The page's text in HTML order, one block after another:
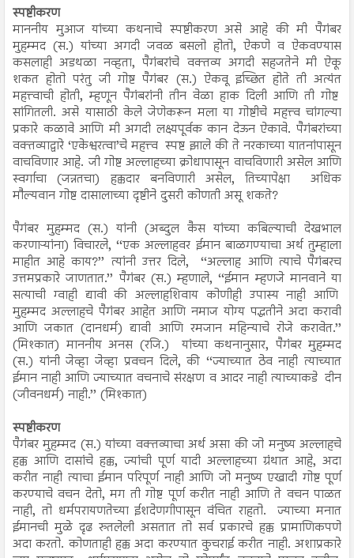
स्पष्टीकरण
माननीय मुआज यांच्या कथनाचे स्पष्टीकरण असे आहे की मी पैगंबर
मुहम्मद (स.) यांच्या अगदी जवळ बसलो होतो, ऐकणे व ऐकवण्यास
कसलाही अडथळा नव्हता, पैगंबरांचे वक्तव्य अगदी सहजतेने मी ऐकू
शकत होतो परंतु जी गोष्ट पैगंबर (स.) ऐकवू इच्छित होते ती अत्यंत
महत्त्वाची होती, म्हणून पैगंबरांनी तीन वेळा हाक दिली आणि ती गोष्ट
सांगितली. असे यासाठी केले जेणेकरून मला या गोष्टीचे महत्त्व चांगल्या
प्रकारे कळावे आणि मी अगदी लक्ष्यपूर्वक कान देऊन ऐकावे. पैगंबरांच्या
वक्तव्याद्वारे ‘एकेश्वरत्वा’चे महत्त्व स्पष्ट झाले की ते नरकाच्या यातनांपासून
वाचविणार आहे. जी गोष्ट अल्लाहच्या क्रोधापासून वाचविणारी असेल आणि
स्वर्गाचा (जन्नतचा) हक्कदार बनविणारी असेल, तिच्यापेक्षा अधिक
मौल्यवान गोष्ट दासालाच्या दृष्टीने दुसरी कोणती असू शकते?
पैगंबर मुहम्मद (स.) यांनी (अब्दुल कैस यांच्या कबिल्याची देखभाल
करणाऱ्यांना) विचारले, ‘‘एक अल्लाहवर ईमान बाळगण्याचा अर्थ तुम्हाला
माहीत आहे काय?’’ त्यांनी उत्तर दिले, ‘‘अल्लाह आणि त्याचे पैगंबरच
उत्तमप्रकारे जाणतात.’’ पैगंबर (स.) म्हणाले, ‘‘ईमान म्हणजे मानवाने या
सत्याची ग्वाही द्यावी की अल्लाहशिवाय कोणीही उपास्य नाही आणि
मुहम्मद अल्लाहचे पैगंबर आहेत आणि नमाज योग्य पद्धतीने अदा करावी
आणि जकात (दानधर्म) द्यावी आणि रमजान महिन्याचे रोजे करावेत.’’
(मिश्कात) माननीय अनस (रजि.) यांच्या कथनानुसार, पैगंबर मुहम्मद
(स.) यांनी जेव्हा जेव्हा प्रवचन दिले, की ‘‘ज्याच्यात ठेव नाही त्याच्यात
ईमान नाही आणि ज्याच्यात वचनाचे संरक्षण व आदर नाही त्याच्याकडे दीन
(जीवनधर्म) नाही.’’ (मिश्कात)
स्पष्टीकरण
पैगंबर मुहम्मद (स.) यांच्या वक्तव्याचा अर्थ असा की जो मनुष्य अल्लाहचे
हक्क आणि दासांचे हक्क, ज्यांची पूर्ण यादी अल्लाहच्या ग्रंथात आहे, अदा
करीत नाही त्याचा ईमान परिपूर्ण नाही आणि जो मनुष्य एखादी गोष्ट पूर्ण
करण्याचे वचन देतो, मग ती गोष्ट पूर्ण करीत नाही आणि ते वचन पाळत
नाही, तो धर्मपरायणतेच्या ईशदेणगीपासून वंचित राहतो. ज्याच्या मनात
ईमानची मुळे दृढ रुतलेली असतात तो सर्व प्रकारचे हक्क प्रामाणिकपणे
अदा करतो. कोणताही हक्क अदा करण्यात कुचराई करीत नाही. अशाप्रकारे